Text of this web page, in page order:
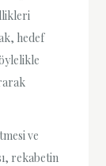
hedef
ve
rekabetin